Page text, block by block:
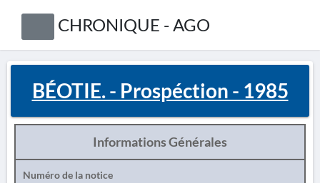
CHRONIQUE - AGO
BÉOTIE. - Prospéction - 1985
Informations Générales
Numéro de la notice